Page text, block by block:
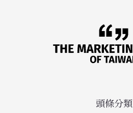
頭條分類